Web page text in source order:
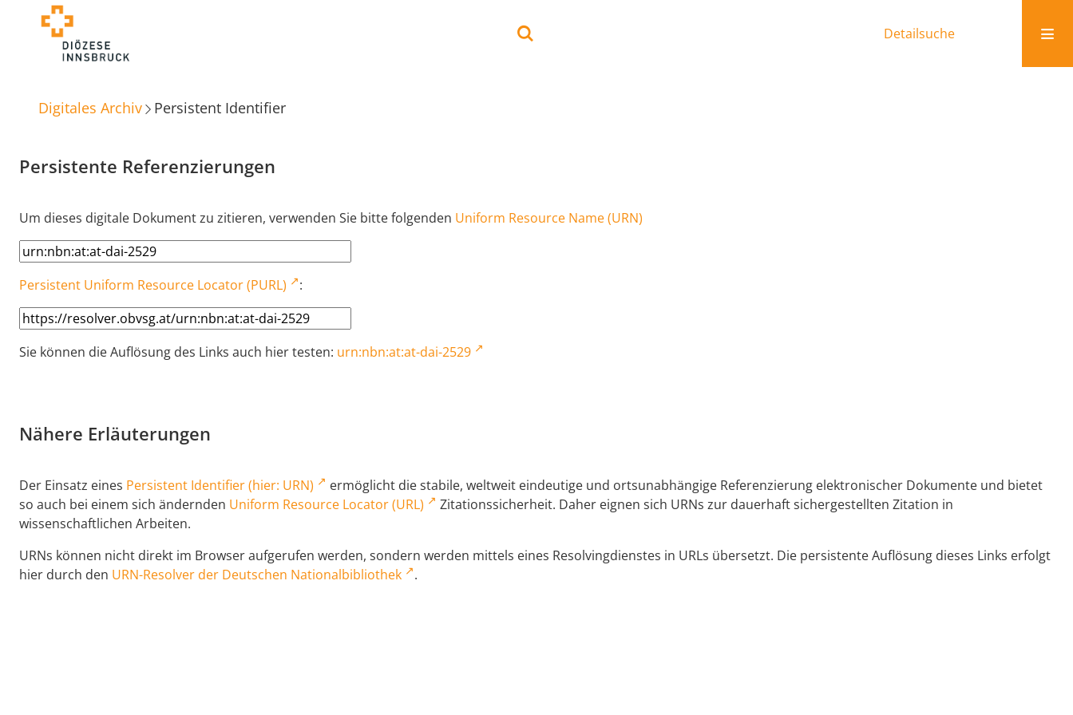
Detailsuche
Digitales Archiv Persistent Identifier
Persistente Referenzierungen
Um dieses digitale Dokument zu zitieren, verwenden Sie bitte folgenden Uniform Resource Name (URN)
Persistent Uniform Resource Locator (PURL) :
Sie können die Auflösung des Links auch hier testen: urn:nbn:at:at-dai-2529
Nähere Erläuterungen
Der Einsatz eines Persistent Identifier (hier: URN)
ermöglicht die stabile, weltweit eindeutige und ortsunabhängige Referenzierung elektronischer Dokumente und bietet
so auch bei einem sich ändernden Uniform Resource Locator (URL)
Zitationssicherheit. Daher eignen sich URNs zur dauerhaft sichergestellten Zitation in
wissenschaftlichen Arbeiten.
URNs können nicht direkt im Browser aufgerufen werden, sondern werden mittels eines Resolvingdienstes in URLs übersetzt. Die persistente Auflösung dieses Links erfolgt
hier durch den URN-Resolver der Deutschen Nationalbibliothek .